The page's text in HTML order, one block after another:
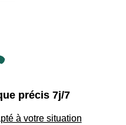
précis 7j/7
à votre situation